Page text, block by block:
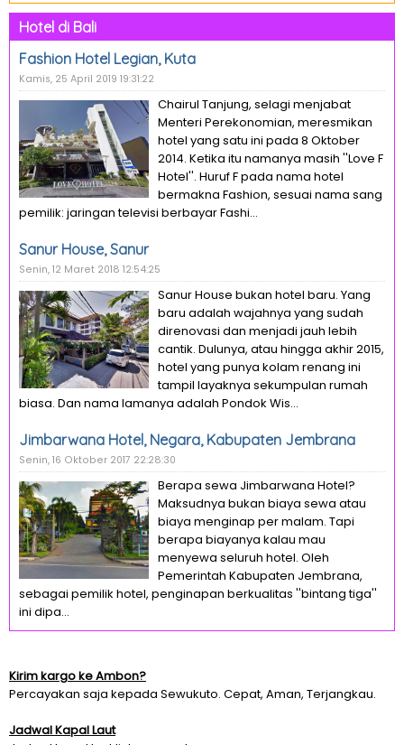
Hotel di Bali
Fashion Hotel Legian, Kuta
Kamis, 25 April 2019 19:31:22
Chairul Tanjung, selagi menjabat
Menteri Perekonomian, meresmikan
hotel yang satu ini pada 8 Oktober
2014. Ketika itu namanya masih ''Love F
Hotel''. Huruf F pada nama hotel
bermakna Fashion, sesuai nama sang
pemilik: jaringan televisi berbayar Fashi...
Sanur House, Sanur
Senin, 12 Maret 2018 12:54:25
Sanur House bukan hotel baru. Yang
baru adalah wajahnya yang sudah
direnovasi dan menjadi jauh lebih
cantik. Dulunya, atau hingga akhir 2015,
hotel yang punya kolam renang ini
tampil layaknya sekumpulan rumah
biasa. Dan nama lamanya adalah Pondok Wis...
Jimbarwana Hotel, Negara, Kabupaten Jembrana
Senin, 16 Oktober 2017 22:28:30
Berapa sewa Jimbarwana Hotel?
Maksudnya bukan biaya sewa atau
biaya menginap per malam. Tapi
berapa biayanya kalau mau
menyewa seluruh hotel. Oleh
Pemerintah Kabupaten Jembrana,
sebagai pemilik hotel, penginapan berkualitas ''bintang tiga''
ini dipa...
Kirim kargo ke Ambon?
Percayakan saja kepada Sewukuto. Cepat, Aman, Terjangkau.
Jadwal Kapal Laut